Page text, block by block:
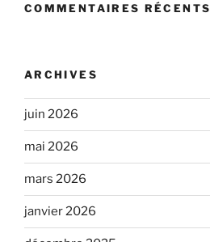
COMMENTAIRES RÉCENTS
ARCHIVES
juin 2026
mai 2026
mars 2026
janvier 2026